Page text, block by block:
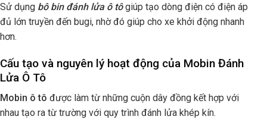
Sử dụng bô bin đánh lửa ô tôgiúp tạo dòng điện có điện áp
đủ lớn truyền đến bugi, nhờ đó giúp cho xe khởi động nhanh
hơn.
Cấu tạo và nguyên lý hoạt động của Mobin Đánh
Lửa Ô Tô
Mobin ô tô được làm từ những cuộn dây đồng kết hợp với
nhau tạo ra từ trường với quy trình đánh lửa khép kín.